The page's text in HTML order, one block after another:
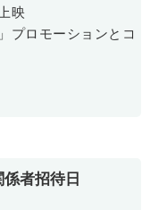
映
ロモーションとコ
者招待日